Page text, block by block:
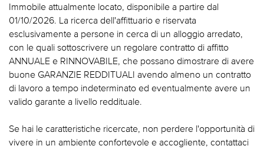
Immobile attualmente locato, disponibile a partire dal
01/10/2026. La ricerca dell'affittuario e riservata
esclusivamente a persone in cerca di un alloggio arredato,
con le quali sottoscrivere un regolare contratto di affitto
ANNUALE e RINNOVABILE, che possano dimostrare di avere
buone GARANZIE REDDITUALI avendo almeno un contratto
di lavoro a tempo indeterminato ed eventualmente avere un
valido garante a livello reddituale.
Se hai le caratteristiche ricercate, non perdere l'opportunità di
vivere in un ambiente confortevole e accogliente, contattaci